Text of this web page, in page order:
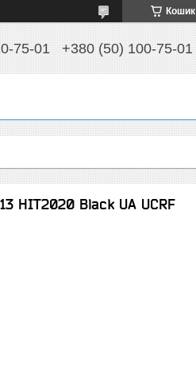
Кошик
75-01 +380 (50) 100-75-01
HIT2020 Black UA UCRF